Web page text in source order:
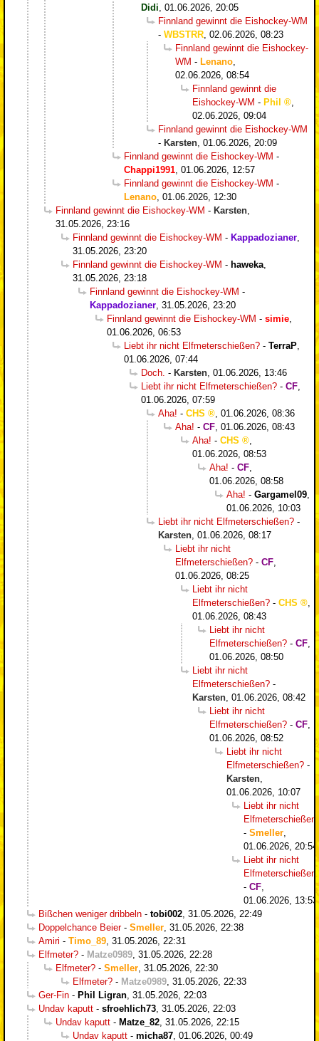
Didi 01.06.2026, 20:05
Finnland gewinnt die Eishockey-WM
- WBSTRR 02.06.2026, 08:23
Finnland gewinnt die Eishockey-
WM - Lenano
02.06.2026, 08:54
Finnland gewinnt die
Eishockey-WM - Phil
02.06.2026, 09:04
Finnland gewinnt die Eishockey-WM
- Karsten 01.06.2026, 20:09
Finnland gewinnt die Eishockey-WM -
Chappi1991 01.06.2026, 12:57
Finnland gewinnt die Eishockey-WM -
Lenano 01.06.2026, 12:30
Finnland gewinnt die Eishockey-WM - Karsten
31.05.2026, 23:16
Finnland gewinnt die Eishockey-WM - Kappadozianer
31.05.2026, 23:20
Finnland gewinnt die Eishockey-WM - haweka
31.05.2026, 23:18
Finnland gewinnt die Eishockey-WM -
Kappadozianer 31.05.2026, 23:20
Finnland gewinnt die Eishockey-WM - simie
01.06.2026, 06:53
Liebt ihr nicht Elfmeterschießen? - TerraP
01.06.2026, 07:44
Doch. - Karsten 01.06.2026, 13:46
Liebt ihr nicht Elfmeterschießen? - CF
01.06.2026, 07:59
Aha! - CHS
01.06.2026, 08:36
Aha! - CF 01.06.2026, 08:43
Aha! - CHS
01.06.2026, 08:53
Aha! - CF
01.06.2026, 08:58
Aha! - Gargamel09
01.06.2026, 10:03
Liebt ihr nicht Elfmeterschießen? -
Karsten 01.06.2026, 08:17
Liebt ihr nicht
Elfmeterschießen? - CF
01.06.2026, 08:25
Liebt ihr nicht
Elfmeterschießen? - CHS
01.06.2026, 08:43
Liebt ihr nicht
Elfmeterschießen? - CF
01.06.2026, 08:50
Liebt ihr nicht
Elfmeterschießen? -
Karsten 01.06.2026, 08:42
Liebt ihr nicht
Elfmeterschießen? - CF
01.06.2026, 08:52
Liebt ihr nicht
Elfmeterschießen? -
Karsten
01.06.2026, 10:07
Liebt ihr nicht
- Smeller
01.06.2026, 20:54
Liebt ihr nicht
- CF
01.06.2026, 13:53
Bißchen weniger dribbeln - tobi002 31.05.2026, 22:49
Doppelchance Beier- Smeller 31.05.2026, 22:38
Amiri - Timo_89 31.05.2026, 22:31
Elfmeter? - Matze0989 31.05.2026, 22:28
Elfmeter? - Smeller 31.05.2026, 22:30
Elfmeter? - Matze0989 31.05.2026, 22:33
Ger-Fin - Phil Ligran 31.05.2026, 22:03
Undav kaputt - sfroehlich73 31.05.2026, 22:03
Undav kaputt - Matze_82 31.05.2026, 22:15
Undav kaputt - micha87 01.06.2026, 00:49